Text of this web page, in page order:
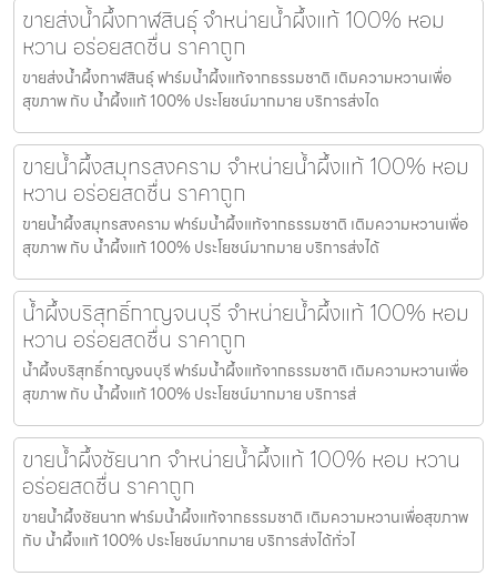
ขายส่งน้ำผึ้งกาฬสินธุ์ จำหน่ายน้ำผึ้งแท้ 100% หอม
หวาน อร่อยสดชื่น ราคาถูก
ขายส่งน้ำผึ้งกาฬสินธุ์ ฟาร์มน้ำผึ้งแท้จากธรรมชาติ เติมความหวานเพื่อ
สุขภาพ กับ น้ำผึ้งแท้ 100% ประโยชน์มากมาย บริการส่งได
ขายน้ำผึ้งสมุทรสงคราม จำหน่ายน้ำผึ้งแท้ 100% หอม
หวาน อร่อยสดชื่น ราคาถูก
ขายน้ำผึ้งสมุทรสงคราม ฟาร์มน้ำผึ้งแท้จากธรรมชาติ เติมความหวานเพื่อ
สุขภาพ กับ น้ำผึ้งแท้ 100% ประโยชน์มากมาย บริการส่งได้
น้ำผึ้งบริสุทธิ์กาญจนบุรี จำหน่ายน้ำผึ้งแท้ 100% หอม
หวาน อร่อยสดชื่น ราคาถูก
น้ำผึ้งบริสุทธิ์กาญจนบุรี ฟาร์มน้ำผึ้งแท้จากธรรมชาติ เติมความหวานเพื่อ
สุขภาพ กับ น้ำผึ้งแท้ 100% ประโยชน์มากมาย บริการส่
ขายน้ำผึ้งชัยนาท จำหน่ายน้ำผึ้งแท้ 100% หอม หวาน
อร่อยสดชื่น ราคาถูก
ขายน้ำผึ้งชัยนาท ฟาร์มน้ำผึ้งแท้จากธรรมชาติ เติมความหวานเพื่อสุขภาพ
กับ น้ำผึ้งแท้ 100% ประโยชน์มากมาย บริการส่งได้ทั่วไ